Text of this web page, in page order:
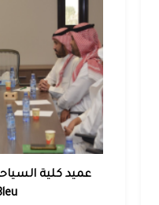
عميد كلية